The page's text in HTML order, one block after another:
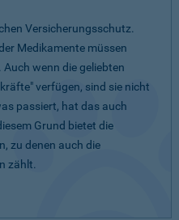
Versicherungsschutz.
Medikamente müssen
wenn die geliebten
verfügen, sind sie nicht
passiert, hat das auch
Grund bietet die
zu denen auch die
zählt.